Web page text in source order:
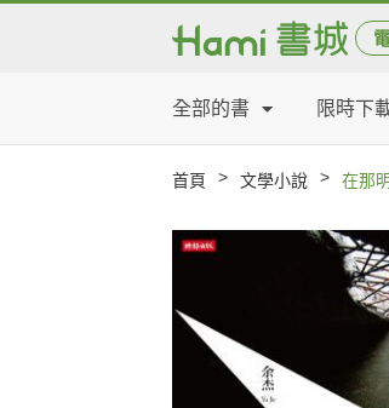
全部的書 限時下
首頁 > 文學小說 > 在那